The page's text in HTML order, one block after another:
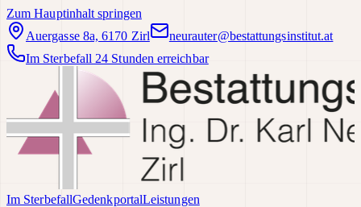
Zum Hauptinhalt springen
Auergasse 8a, 6170 Zirl
neurauter@bestattungsinstitut.at
Im Sterbefall 24 Stunden erreichbar
Im SterbefallGedenkportalLeistungen